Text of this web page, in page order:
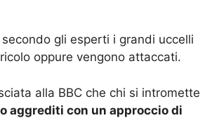
secondo gli esperti i grandi uccelli
oppure vengono attaccati.
alla BBC che chi si intromette
aggrediti con un approccio di